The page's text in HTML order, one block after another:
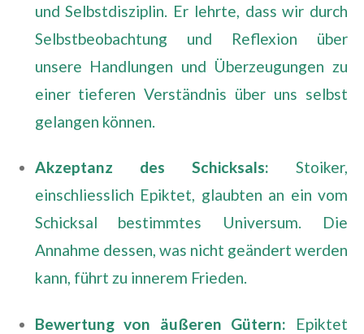
und Selbstdisziplin. Er lehrte, dass wir durch
Selbstbeobachtung und Reflexion über
unsere Handlungen und Überzeugungen zu
einer tieferen Verständnis über uns selbst
gelangen können.
Akzeptanz des Schicksals: Stoiker,
einschliesslich Epiktet, glaubten an ein vom
Schicksal bestimmtes Universum. Die
Annahme dessen, was nicht geändert werden
kann, führt zu innerem Frieden.
Bewertung von äußeren Gütern: Epiktet